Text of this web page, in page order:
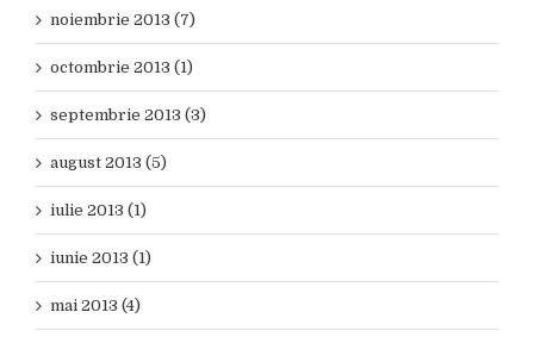
noiembrie 2013 (7)
octombrie 2013 (1)
septembrie 2013 (3)
august 2013 (5)
iulie 2013 (1)
iunie 2013 (1)
mai 2013 (4)